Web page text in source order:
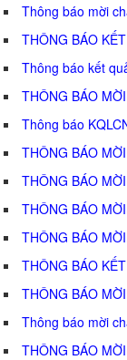
Thông báo mời
THÔNG BÁO
Thông báo kết
THÔNG BÁO
Thông báo
THÔNG BÁO
THÔNG BÁO
THÔNG BÁO
THÔNG BÁO
THÔNG BÁO
THÔNG BÁO
Thông báo mời
THÔNG BÁO